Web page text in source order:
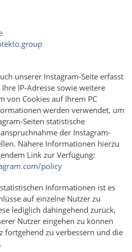
unserer Instagram-Seite erfasst
IP-Adresse sowie weitere
von Cookies auf Ihrem PC
werden verwendet, um
Seiten statistische
der Instagram-
Nähere Informationen hierzu
Link zur Verfügung:
policy
Informationen ist es
auf einzelne Nutzer zu
lediglich dahingehend zurück,
Nutzer eingehen zu können
fortgehend zu verbessern und die